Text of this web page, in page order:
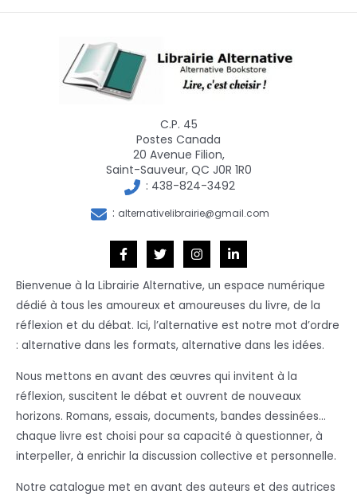
C.P. 45
Postes Canada
20 Avenue Filion,
Saint-Sauveur, QC J0R 1R0
: 438-824-3492
: alternativelibrairie@gmail.com
Bienvenue à la Librairie Alternative, un espace numérique
dédié à tous les amoureux et amoureuses du livre, de la
réflexion et du débat. Ici, l’alternative est notre mot d’ordre
: alternative dans les formats, alternative dans les idées.
Nous mettons en avant des œuvres qui invitent à la
réflexion, suscitent le débat et ouvrent de nouveaux
horizons. Romans, essais, documents, bandes dessinées…
chaque livre est choisi pour sa capacité à questionner, à
interpeller, à enrichir la discussion collective et personnelle.
Notre catalogue met en avant des auteurs et des autrices